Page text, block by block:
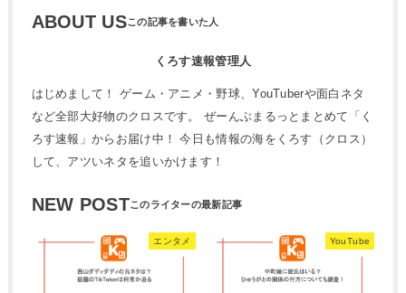
ABOUT US
くろす速報管理人
はじめまして！ ゲーム・アニメ・野球、YouTuberや面白ネタ
など全部大好物のクロスです。 ぜーんぶまるっとまとめて「く
ろす速報」からお届け中！ 今日も情報の海をくろす（クロス）
して、アツいネタを追いかけます！
NEW POST
エンタメ YouTube